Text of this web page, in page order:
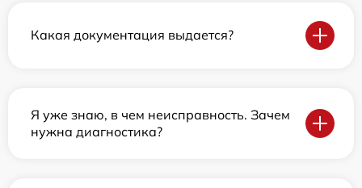
Какая документация выдается?
Я уже знаю, в чем неисправность. Зачем
нужна диагностика?